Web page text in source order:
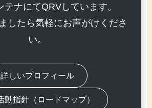
テナにてQRVしています。
したら気軽にお声がけくださ
い。
詳しいプロフィール
動指針（ロードマップ）